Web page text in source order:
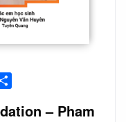
– Pham